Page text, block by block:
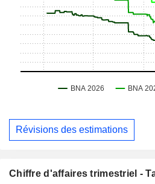
Révisions des estimations
Chiffre d'affaires trimestriel -